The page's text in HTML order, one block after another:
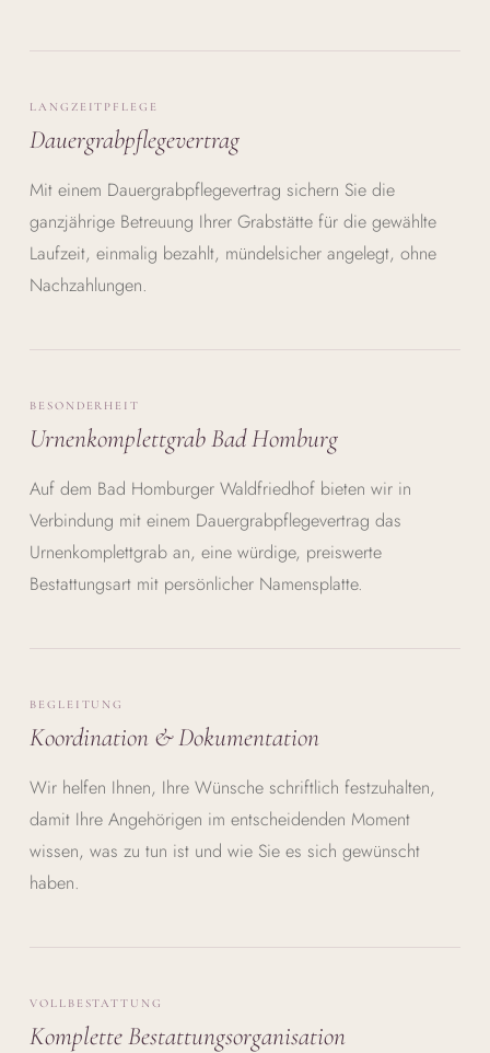
LANGZEITPFLEGE
Dauergrabpflegevertrag
Mit einem Dauergrabpflegevertrag sichern Sie die
ganzjährige Betreuung Ihrer Grabstätte für die gewählte
Laufzeit, einmalig bezahlt, mündelsicher angelegt, ohne
Nachzahlungen.
BESONDERHEIT
Urnenkomplettgrab Bad Homburg
Auf dem Bad Homburger Waldfriedhof bieten wir in
Verbindung mit einem Dauergrabpflegevertrag das
Urnenkomplettgrab an, eine würdige, preiswerte
Bestattungsart mit persönlicher Namensplatte.
BEGLEITUNG
Koordination & Dokumentation
Wir helfen Ihnen, Ihre Wünsche schriftlich festzuhalten,
damit Ihre Angehörigen im entscheidenden Moment
wissen, was zu tun ist und wie Sie es sich gewünscht
haben.
VOLLBESTATTUNG
Komplette Bestattungsorganisation